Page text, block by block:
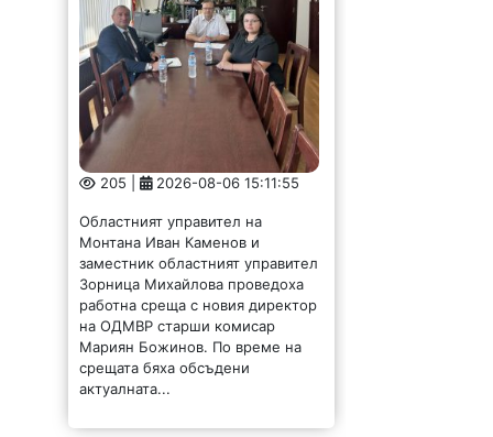
205 | 2026-08-06 15:11:55
Областният управител на
Монтана Иван Каменов и
заместник областният управител
Зорница Михайлова проведоха
работна среща с новия директор
на ОДМВР старши комисар
Мариян Божинов. По време на
срещата бяха обсъдени
актуалната...